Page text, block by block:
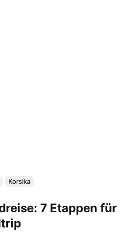
Korsika
7 Etappen für